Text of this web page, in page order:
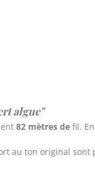
algue"
82 mètres de fil.
au ton original